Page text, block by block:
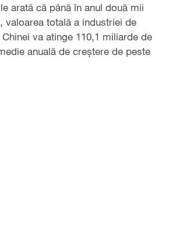
arată că până în anul două mii
valoarea totală a industriei de
va atinge 110,1 miliarde de
anuală de creștere de peste